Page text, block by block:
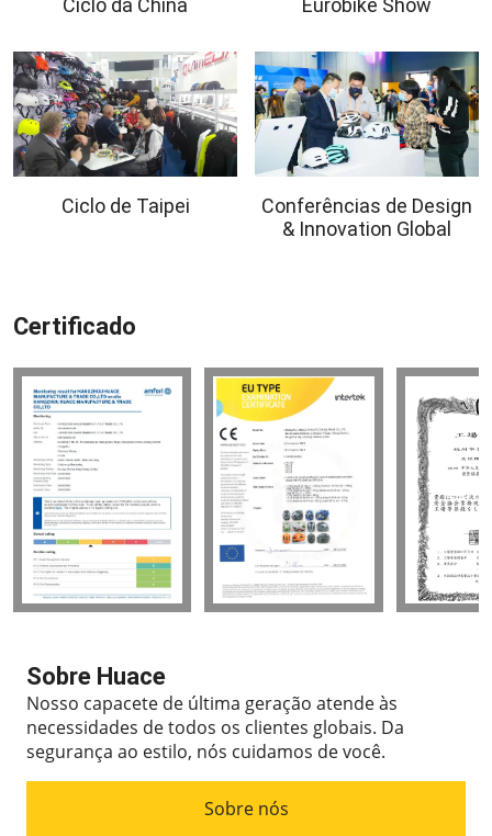
Ciclo de Taipei
Conferências de Design
& Innovation Global
Certificado
Sobre Huace
Nosso capacete de última geração atende às
necessidades de todos os clientes globais. Da
segurança ao estilo, nós cuidamos de você.
Sobre nós